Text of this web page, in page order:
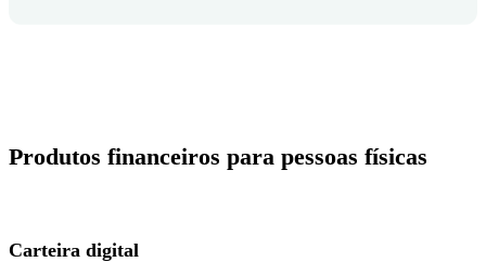
Produtos financeiros para pessoas físicas
Carteira digital